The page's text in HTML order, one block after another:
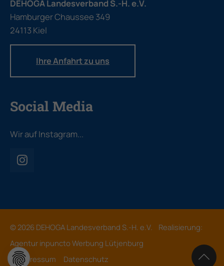
DEHOGA Landesverband S.-H. e.V.
Hamburger Chaussee 349
24113 Kiel
Ihre Anfahrt zu uns
Social Media
Wir auf Instagram...
© 2026 DEHOGA Landesverband S.-H. e.V. Realisierung:
Agentur inpuncto Werbung Lütjenburg
Impressum
Datenschutz